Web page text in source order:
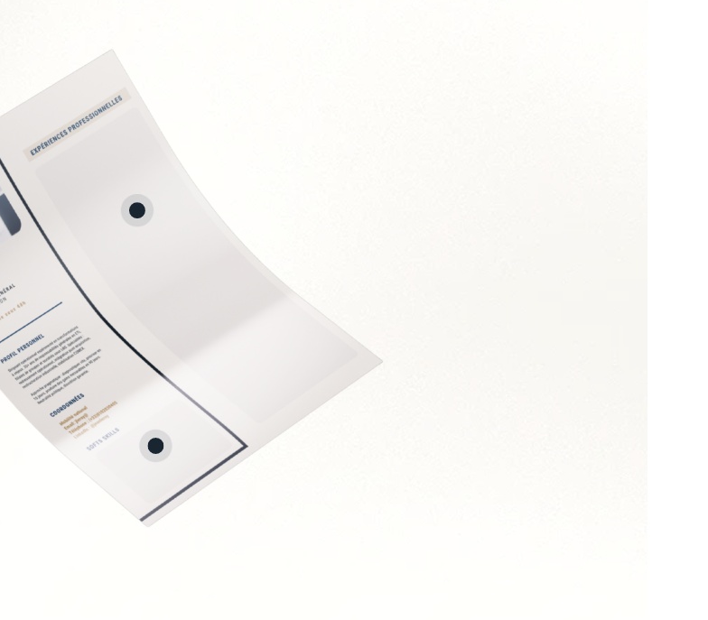
Soft Skills recherchées :
Vision stratégique et sens des enjeux métier
Capacité à vulgariser les sujets techniques
Rigueur et orienté résultats
Leadership et gestion de la complexité